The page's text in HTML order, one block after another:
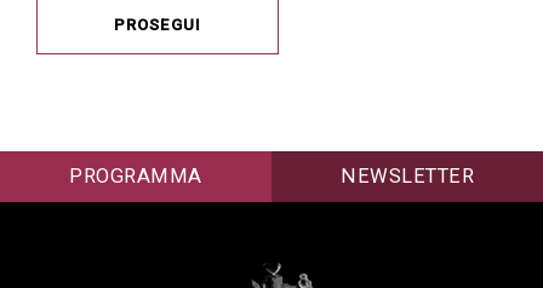
PROSEGUI
PROGRAMMA NEWSLETTER